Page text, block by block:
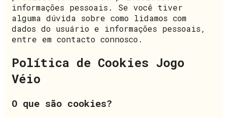
informações pessoais. Se você tiver
alguma dúvida sobre como lidamos com
dados do usuário e informações pessoais,
entre em contacto connosco.
Política de Cookies Jogo
Véio
O que são cookies?